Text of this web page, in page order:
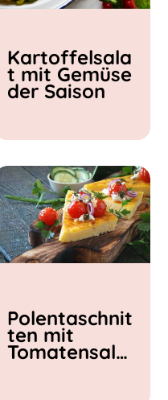
Kartoffelsala
t mit Gemüse
der Saison
Polentaschnit
ten mit
Tomatensalat